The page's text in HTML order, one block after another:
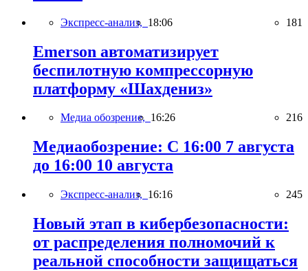
Экспресс-анализ, 18:06 181
Emerson автоматизирует
беспилотную компрессорную
платформу «Шахдениз»
Медиа обозрение, 16:26 216
Медиаобозрение: С 16:00 7 августа
до 16:00 10 августа
Экспресс-анализ, 16:16 245
Новый этап в кибербезопасности:
от распределения полномочий к
реальной способности защищаться